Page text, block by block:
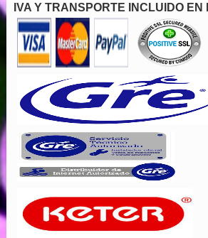
IVA Y TRANSPORTE INCLUIDO EN